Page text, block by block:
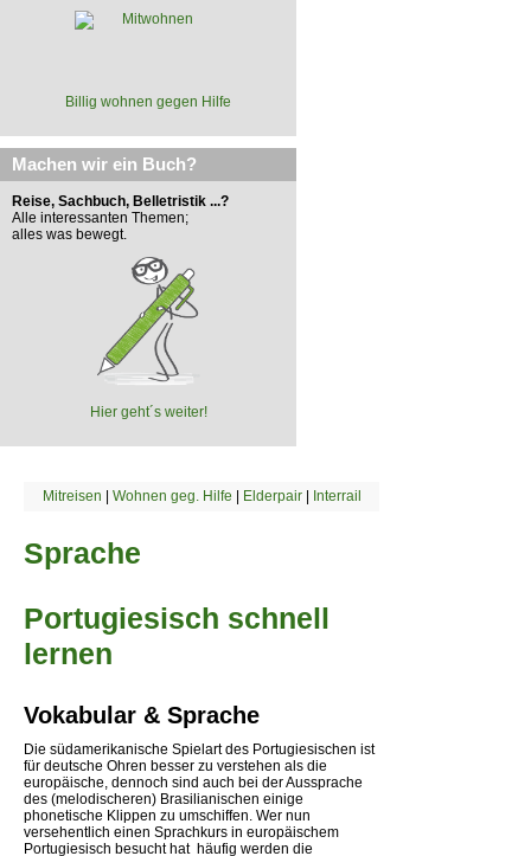
Billig wohnen gegen Hilfe
Machen wir ein Buch?
Reise, Sachbuch, Belletristik ...?
Alle interessanten Themen;
alles was bewegt.
Hier geht´s weiter!
Mitreisen | Wohnen geg. Hilfe | Elderpair| Interrail
Sprache
Portugiesisch schnell
lernen
Vokabular & Sprache
Die südamerikanische Spielart des Portugiesischen ist
für deutsche Ohren besser zu verstehen als die
europäische, dennoch sind auch bei der Aussprache
des (melodischeren) Brasilianischen einige
phonetische Klippen zu umschiffen. Wer nun
versehentlich einen Sprachkurs in europäischem
Portugiesisch besucht hat  häufig werden die